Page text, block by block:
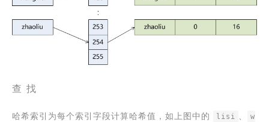
查 找
哈希索引为每个索引字段计算哈希值，如上图中的 lisi 、 w